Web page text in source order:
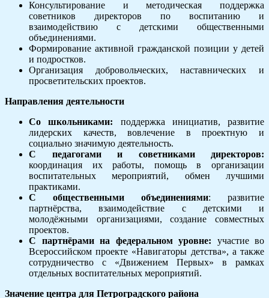
Консультирование и методическая поддержка
советников директоров по воспитанию и
взаимодействию с детскими общественными
объединениями.
Формирование активной гражданской позиции у детей
и подростков.
Организация добровольческих, наставнических и
просветительских проектов.
Направления деятельности
Со школьниками: поддержка инициатив, развитие
лидерских качеств, вовлечение в проектную и
социально значимую деятельность.
С педагогами и советниками директоров:
координация их работы, помощь в организации
воспитательных мероприятий, обмен лучшими
практиками.
С общественными объединениями: развитие
партнёрства, взаимодействие с детскими и
молодёжными организациями, создание совместных
проектов.
С партнёрами на федеральном уровне: участие во
Всероссийском проекте «Навигаторы детства», а также
сотрудничество с «Движением Первых» в рамках
отдельных воспитательных мероприятий.
Значение центра для Петроградского района